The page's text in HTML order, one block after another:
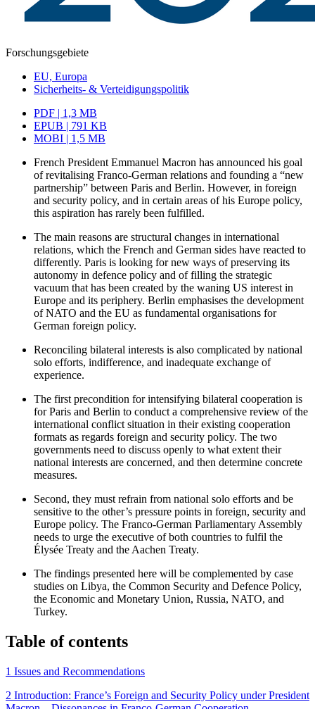
Forschungsgebiete
EU, Europa
Sicherheits- & Verteidigungspolitik
PDF | 1,3 MB
EPUB | 791 KB
MOBI | 1,5 MB
French President Emmanuel Macron has announced his goal
of revitalising Franco-German relations and founding a “new
partnership” between Paris and Berlin. However, in foreign
and security policy, and in certain areas of his Europe policy,
this aspiration has rarely been fulfilled.
The main reasons are structural changes in international
relations, which the French and German sides have reacted to
differently. Paris is looking for new ways of preserving its
autonomy in defence policy and of filling the strategic
vacuum that has been created by the waning US interest in
Europe and its periphery. Berlin emphasises the development
of NATO and the EU as fundamental organisations for
German foreign policy.
Reconciling bilateral interests is also complicated by national
solo efforts, indifference, and inadequate exchange of
experience.
The first precondition for intensifying bilateral cooperation is
for Paris and Berlin to conduct a comprehensive review of the
international conflict situation in their existing cooperation
formats as regards foreign and security policy. The two
governments need to discuss openly to what extent their
national interests are concerned, and then determine concrete
measures.
Second, they must refrain from national solo efforts and be
sensitive to the other’s pressure points in foreign, security and
Europe policy. The Franco-German Parliamentary Assembly
needs to urge the executive of both countries to fulfil the
Élysée Treaty and the Aachen Treaty.
The findings presented here will be complemented by case
studies on Libya, the Common Security and Defence Policy,
the Economic and Monetary Union, Russia, NATO, and
Turkey.
Table of contents
1 Issues and Recommendations
2 Introduction: France’s Foreign and Security Policy under President